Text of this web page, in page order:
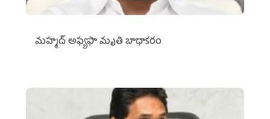
మహ్మద్‌ అఫ్యఫా మృతి బాధాకరం